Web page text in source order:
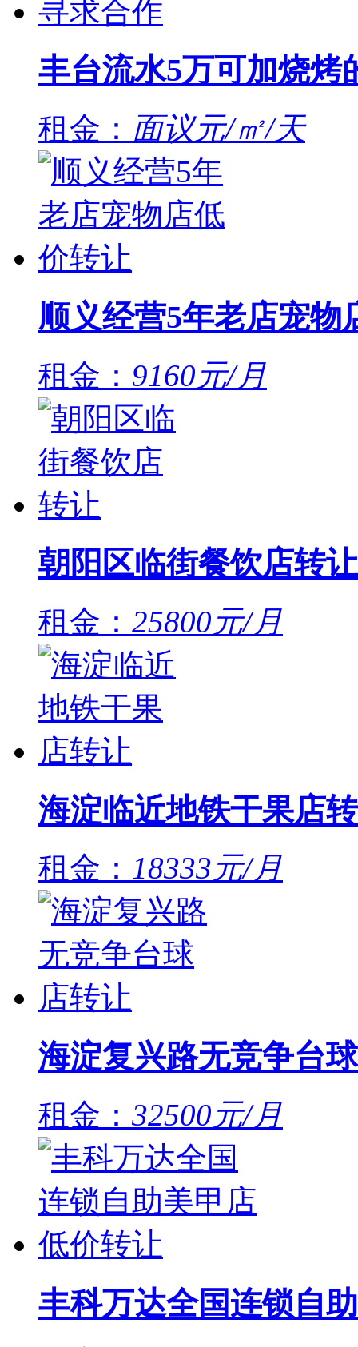
丰台流水5万可加烧烤
租金： 面议元/㎡/天
顺义经营5年老店宠物
租金： 9160元/月
朝阳区临街餐饮店转让
租金： 25800元/月
海淀临近地铁干果店
租金： 18333元/月
海淀复兴路无竞争台
租金： 32500元/月
丰科万达全国连锁自